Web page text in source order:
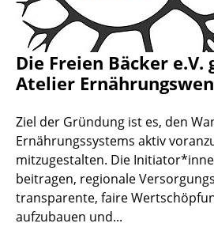
Die Freien Bäcker e.V.
Atelier
Ziel der Gründung ist es, den
Ernährungssystems aktiv
mitzugestalten. Die
beitragen, regionale
transparente, faire
aufzubauen und...